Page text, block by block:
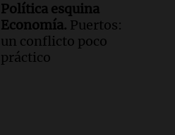
Política esquina
Economía. Puertos:
un conflicto poco
práctico